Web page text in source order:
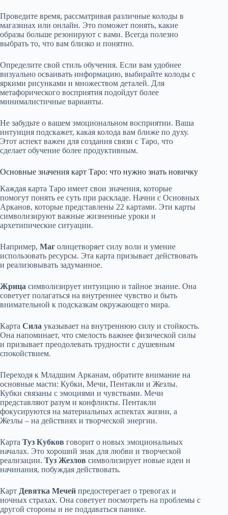
Проведите время, рассматривая различные колоды в
магазинах или онлайн. Это поможет понять, какие
образы больше резонируют с вами. Всегда полезно
выбрать то, что вам близко и понятно.
Определите свой стиль обучения. Если вам удобнее
визуально осваивать информацию, выбирайте колоды с
яркими рисунками и множеством деталей. Для
метафорического восприятия подойдут более
минималистичные варианты.
Не забудьте о вашем эмоциональном восприятии. Ваша
интуиция подскажет, какая колода вам ближе по духу.
Этот аспект важен для создания связи с Таро, что
сделает обучение более продуктивным.
Основные значения карт Таро: что нужно знать новичку
Каждая карта Таро имеет свои значения, которые
помогут понять ее суть при раскладе. Начни с Основных
Арканов, которые представлены 22 картами. Эти карты
символизируют важные жизненные уроки и
архетипические ситуации.
Например, Маг олицетворяет силу воли и умение
использовать ресурсы. Эта карта призывает действовать
и реализовывать задуманное.
Жрица символизирует интуицию и тайное знание. Она
советует полагаться на внутреннее чувство и быть
внимательной к подсказкам окружающего мира.
Карта Сила указывает на внутреннюю силу и стойкость.
Она напоминает, что смелость важнее физической силы
и призывает преодолевать трудности с душевным
спокойствием.
Переходя к Младшим Арканам, обратите внимание на
основные масти: Кубки, Мечи, Пентакли и Жезлы.
Кубки связаны с эмоциями и чувствами. Мечи
представляют разум и конфликты. Пентакли
фокусируются на материальных аспектах жизни, а
Жезлы – на действиях и творческой энергии.
Карта Туз Кубков говорит о новых эмоциональных
началах. Это хороший знак для любви и творческой
реализации. Туз Жезлов символизирует новые идеи и
начинания, побуждая действовать.
Карт Девятка Мечей предостерегает о тревогах и
ночных страхах. Она советует посмотреть на проблемы с
другой стороны и не поддаваться панике.